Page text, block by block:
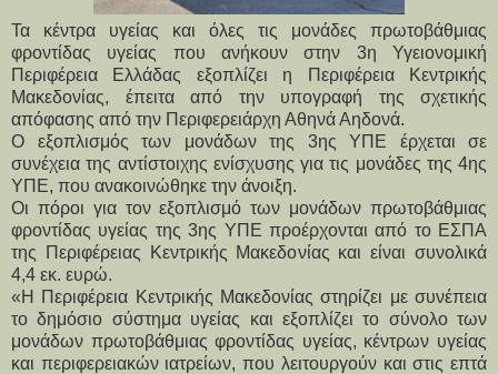
Τα κέντρα υγείας και όλες τις μονάδες πρωτοβάθμιας
φροντίδας υγείας που ανήκουν στην 3η Υγειονομική
Περιφέρεια Ελλάδας εξοπλίζει η Περιφέρεια Κεντρικής
Μακεδονίας, έπειτα από την υπογραφή της σχετικής
απόφασης από την Περιφερειάρχη Αθηνά Αηδονά.
Ο εξοπλισμός των μονάδων της 3ης ΥΠΕ έρχεται σε
συνέχεια της αντίστοιχης ενίσχυσης για τις μονάδες της 4ης
ΥΠΕ, που ανακοινώθηκε την άνοιξη.
Οι πόροι για τον εξοπλισμό των μονάδων πρωτοβάθμιας
φροντίδας υγείας της 3ης ΥΠΕ προέρχονται από το ΕΣΠΑ
της Περιφέρειας Κεντρικής Μακεδονίας και είναι συνολικά
4,4 εκ. ευρώ.
«Η Περιφέρεια Κεντρικής Μακεδονίας στηρίζει με συνέπεια
το δημόσιο σύστημα υγείας και εξοπλίζει το σύνολο των
μονάδων πρωτοβάθμιας φροντίδας υγείας, κέντρων υγείας
και περιφερειακών ιατρείων, που λειτουργούν και στις επτά